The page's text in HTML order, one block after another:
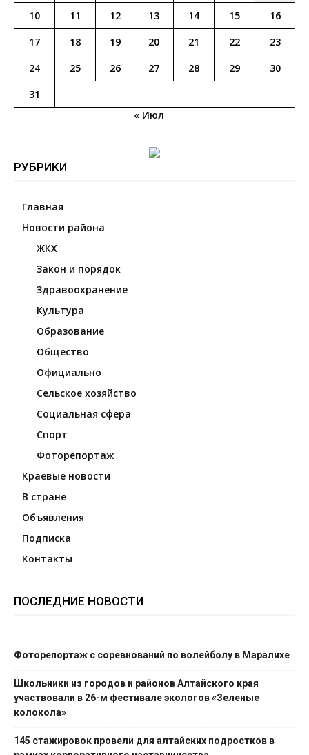
10
11 12 13 14 15
16
17
18 19 20 21 22
23
24
25 26 27 28 29
30
31
« Июл
РУБРИКИ
Главная
Новости района
ЖКХ
Закон и порядок
Здравоохранение
Культура
Образование
Общество
Официально
Сельское хозяйство
Социальная сфера
Спорт
Фоторепортаж
Краевые новости
В стране
Объявления
Подписка
Контакты
ПОСЛЕДНИЕ НОВОСТИ
Фоторепортаж с соревнований по волейболу в Маралихе
Школьники из городов и районов Алтайского края
участвовали в 26-м фестивале экологов «Зеленые
колокола»
145 стажировок провели для алтайских подростков в